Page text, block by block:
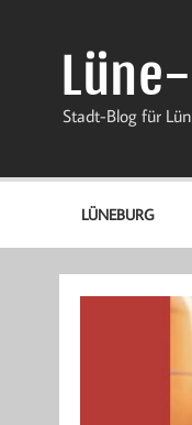
Stadt-Blog für
LÜNEBURG